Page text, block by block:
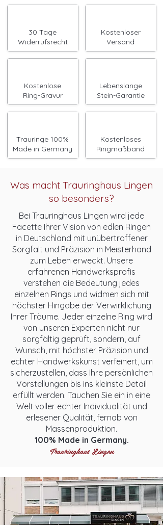
30 Tage
Widerrufsrecht
Kostenlose
Ring-Gravur
Trauringe 100%
Made in Germany
Kostenloser
Versand
Lebenslange
Stein-Garantie
Kostenloses
Ringmaßband
Was macht Trauringhaus Lingen
so besonders?
Bei Trauringhaus Lingen wird jede
Facette Ihrer Vision von edlen Ringen
in Deutschland mit unübertroffener
Sorgfalt und Präzision in Meisterhand
zum Leben erweckt. Unsere
erfahrenen Handwerksprofis
verstehen die Bedeutung jedes
einzelnen Rings und widmen sich mit
höchster Hingabe der Verwirklichung
Ihrer Träume. Jeder einzelne Ring wird
von unseren Experten nicht nur
sorgfältig geprüft, sondern, auf
Wunsch, mit höchster Präzision und
echter Handwerkskunst verfeinert, um
sicherzustellen, dass Ihre persönlichen
Vorstellungen bis ins kleinste Detail
erfüllt werden. Tauchen Sie ein in eine
Welt voller echter Individualität und
erlesener Qualität, fernab von
Massenproduktion.
100% Made in Germany.
Trauringhaus Lingen